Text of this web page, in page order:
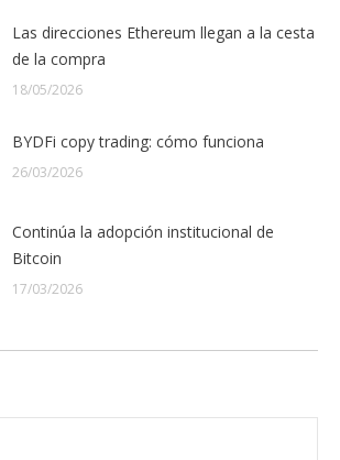
Las direcciones Ethereum llegan a la cesta
de la compra
18/05/2026
BYDFi copy trading: cómo funciona
26/03/2026
Continúa la adopción institucional de
Bitcoin
17/03/2026